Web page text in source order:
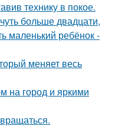
технику в покое.
больше двадцати,
маленький ребёнок -
меняет весь
на город и яркими